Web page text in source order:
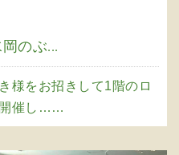
のぶ...
様をお招きして1階のロ
開催し……